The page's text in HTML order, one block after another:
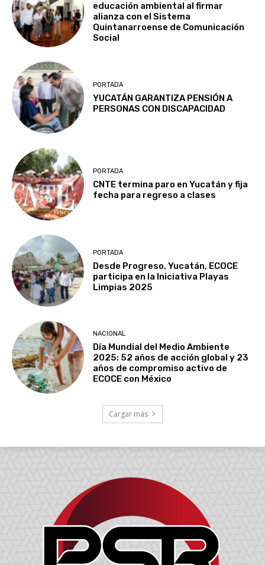
educación ambiental al firmar
alianza con el Sistema
Quintanarroense de Comunicación
Social
PORTADA
YUCATÁN GARANTIZA PENSIÓN A
PERSONAS CON DISCAPACIDAD
PORTADA
CNTE termina paro en Yucatán y fija
fecha para regreso a clases
PORTADA
Desde Progreso, Yucatán, ECOCE
participa en la Iniciativa Playas
Limpias 2025
NACIONAL
Día Mundial del Medio Ambiente
2025: 52 años de acción global y 23
años de compromiso activo de
ECOCE con México
Cargar más